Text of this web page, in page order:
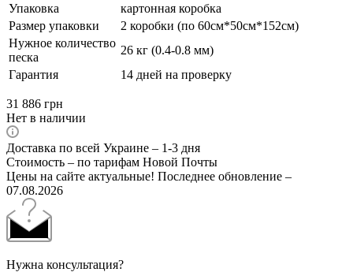
Упаковка
картонная коробка
Размер упаковки
2 коробки (по 60см*50см*152см)
Нужное количество
песка
26 кг (0.4-0.8 мм)
Гарантия
14 дней на проверку
31 886 грн
Нет в наличии
Доставка по всей Украине – 1-3 дня
Стоимость – по тарифам Новой Почты
Цены на сайте актуальные! Последнее обновление –
07.08.2026
Нужна консультация?